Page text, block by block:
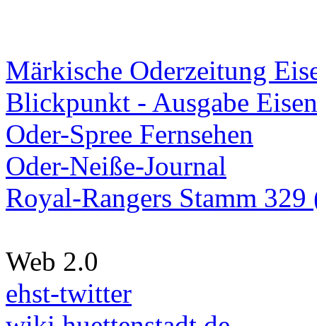
Märkische Oderzeitung
Blickpunkt - Ausgabe
Oder-Spree Fernsehen
Oder-Neiße-Journal
Royal-Rangers Stamm
Web 2.0
ehst-twitter